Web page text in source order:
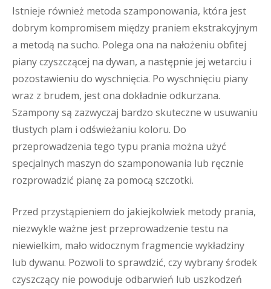
Istnieje również metoda szamponowania, która jest
dobrym kompromisem między praniem ekstrakcyjnym
a metodą na sucho. Polega ona na nałożeniu obfitej
piany czyszczącej na dywan, a następnie jej wetarciu i
pozostawieniu do wyschnięcia. Po wyschnięciu piany
wraz z brudem, jest ona dokładnie odkurzana.
Szampony są zazwyczaj bardzo skuteczne w usuwaniu
tłustych plam i odświeżaniu koloru. Do
przeprowadzenia tego typu prania można użyć
specjalnych maszyn do szamponowania lub ręcznie
rozprowadzić pianę za pomocą szczotki.
Przed przystąpieniem do jakiejkolwiek metody prania,
niezwykle ważne jest przeprowadzenie testu na
niewielkim, mało widocznym fragmencie wykładziny
lub dywanu. Pozwoli to sprawdzić, czy wybrany środek
czyszczący nie powoduje odbarwień lub uszkodzeń